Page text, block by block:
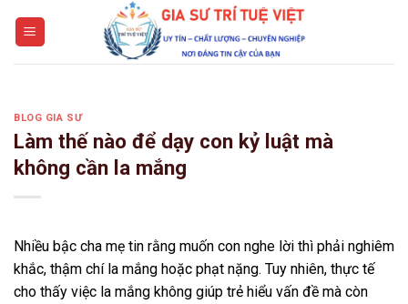
BLOG GIA SƯ
Làm thế nào để dạy con kỷ luật mà
không cần la mắng
Nhiều bậc cha mẹ tin rằng muốn con nghe lời thì phải nghiêm
khắc, thậm chí la mắng hoặc phạt nặng. Tuy nhiên, thực tế
cho thấy việc la mắng không giúp trẻ hiểu vấn đề mà còn